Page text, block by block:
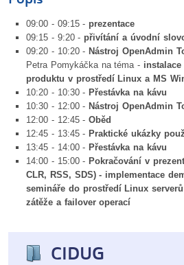
CIDUG
09:00 - 09:15 - prezentace
09:15 - 9:20 - přivítání a úvodní
09:20 - 10:20 - Nástroj OpenAdmin
Petra Pomykáčka na téma -
produktu v prostředí Linux a MS
10:20 - 10:30 - Přestávka na kávu
10:30 - 12:00 - Nástroj OpenAdmin
12:00 - 12:45 -Oběd
12:45 - 13:45 - Praktické ukázky
13:45 - 14:00 - Přestávka na kávu
14:00 - 15:00 - Pokračování v
CLR, RSS, SDS) - implementace
semináře do prostředí Linux
zátěže a failover operací